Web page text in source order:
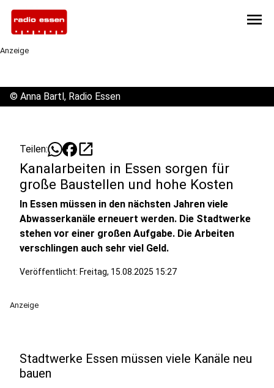
menu
Anzeige
© Anna Bartl, Radio Essen
Teilen: open_in_new
Kanalarbeiten in Essen sorgen für
große Baustellen und hohe Kosten
In Essen müssen in den nächsten Jahren viele
Abwasserkanäle erneuert werden. Die Stadtwerke
stehen vor einer großen Aufgabe. Die Arbeiten
verschlingen auch sehr viel Geld.
Veröffentlicht: Freitag, 15.08.2025 15:27
Anzeige
Stadtwerke Essen müssen viele Kanäle neu
bauen